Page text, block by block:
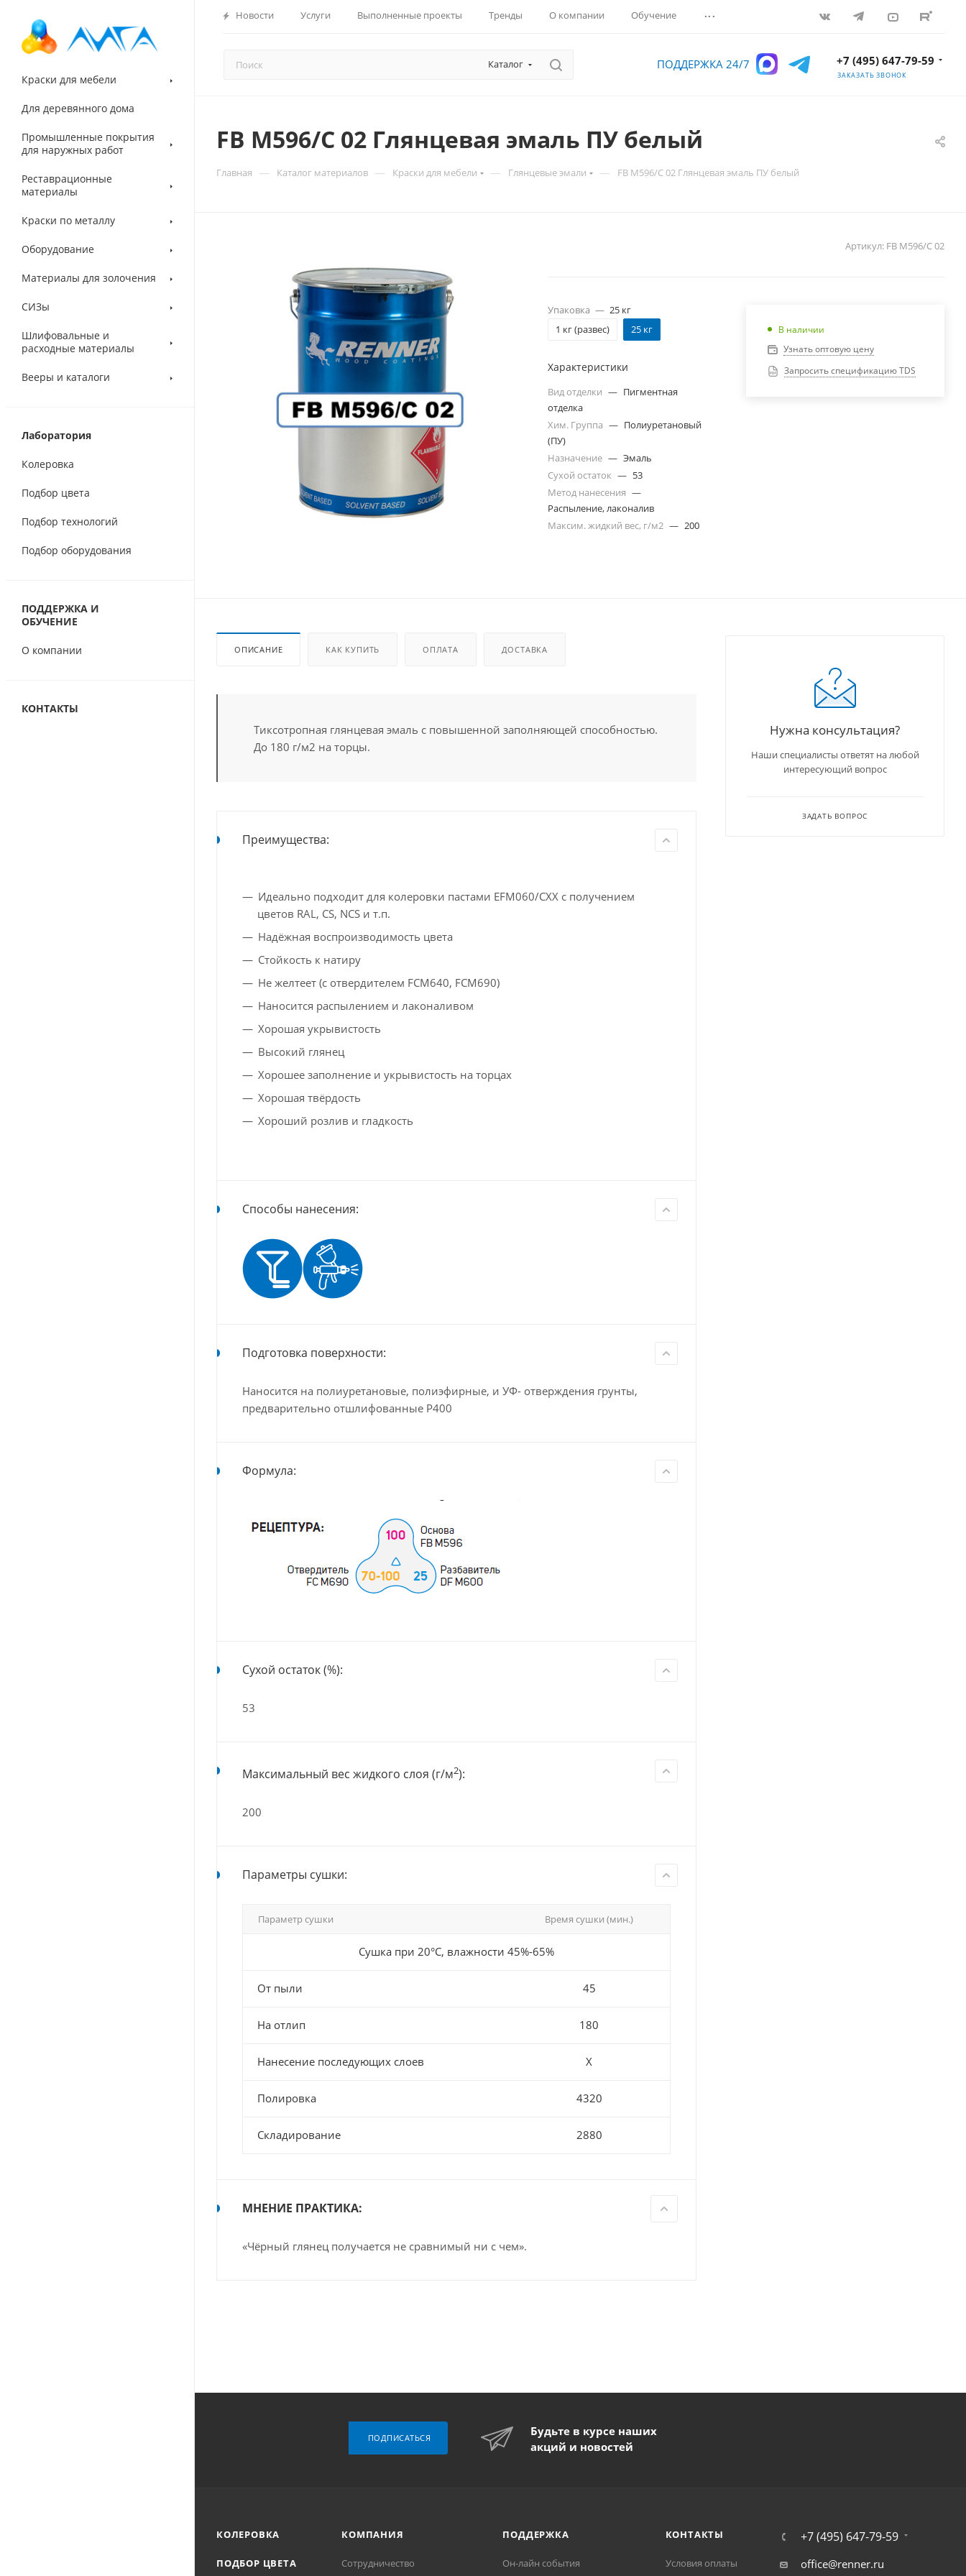
Новости Услуги Выполненные проекты Тренды О компании Обучение ...
Каталог ПОДДЕРЖКА 24/7 +7 (495) 647-79-59
ЗАКАЗАТЬ ЗВОНОК
Краски для мебели
Для деревянного дома
Промышленные покрытия
для наружных работ
Реставрационные
материалы
Краски по металлу
Оборудование
Материалы для золочения
СИЗы
Шлифовальные и
расходные материалы
Вееры и каталоги
Лаборатория
Колеровка
Подбор цвета
Подбор технологий
Подбор оборудования
ПОДДЕРЖКА И
ОБУЧЕНИЕ
О компании
КОНТАКТЫ
FB M596/C 02 Глянцевая эмаль ПУ белый
Главная — Каталог материалов — Краски для мебели — Глянцевые эмали — FB M596/C 02 Глянцевая эмаль ПУ белый
Артикул: FB M596/C 02
Упаковка — 25 кг
1 кг (развес)
25 кг
Характеристики
Вид отделки — Пигментная
отделка
Хим. Группа — Полиуретановый
(ПУ)
Назначение — Эмаль
Сухой остаток — 53
Метод нанесения —
Распыление, лаконалив
Максим. жидкий вес, г/м2 — 200
В наличии
Узнать оптовую цену
Запросить спецификацию TDS
ОПИСАНИЕ КАК КУПИТЬ ОПЛАТА ДОСТАВКА
Тиксотропная глянцевая эмаль с повышенной заполняющей способностью.
До 180 г/м2 на торцы.
Преимущества:
Идеально подходит для колеровки пастами EFM060/CXX с получением
цветов RAL, CS, NCS и т.п.
Надёжная воспроизводимость цвета
Стойкость к натиру
Не желтеет (с отвердителем FCM640, FCM690)
Наносится распылением и лаконаливом
Хорошая укрывистость
Высокий глянец
Хорошее заполнение и укрывистость на торцах
Хорошая твёрдость
Хороший розлив и гладкость
Способы нанесения:
Подготовка поверхности:
Наносится на полиуретановые, полиэфирные, и УФ- отверждения грунты,
предварительно отшлифованные Р400
Формула:
Сухой остаток (%):
53
Максимальный вес жидкого слоя (г/м2):
200
Параметры сушки:
Параметр сушки Время сушки (мин.)
Сушка при 20°С, влажности 45%-65%
От пыли 45
На отлип 180
Нанесение последующих слоев Х
Полировка 4320
Складирование 2880
МНЕНИЕ ПРАКТИКА:
«Чёрный глянец получается не сравнимый ни с чем».
Нужна консультация?
Наши специалисты ответят на любой
интересующий вопрос
ЗАДАТЬ ВОПРОС
Будьте в курсе наших
акций и новостей
ПОДПИСАТЬСЯ
КОЛЕРОВКА
ПОДБОР ЦВЕТА
КОМПАНИЯ
Сотрудничество
ПОДДЕРЖКА
Он-лайн события
КОНТАКТЫ
Условия оплаты
+7 (495) 647-79-59
office@renner.ru